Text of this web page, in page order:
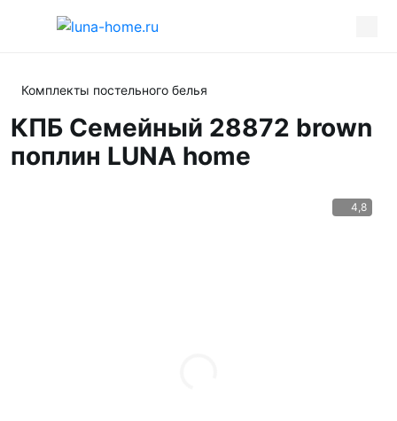
Комплекты постельного белья
КПБ Семейный 28872 brown
поплин LUNA home
4,8